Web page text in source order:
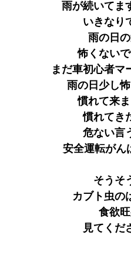
雨が続いてま
いきなり
雨の日
怖くない
まだ車初心者マ
雨の日少し
慣れて来
慣れてき
危ない言
安全運転がん
そうそ
カブト虫の
食欲
見てくだ